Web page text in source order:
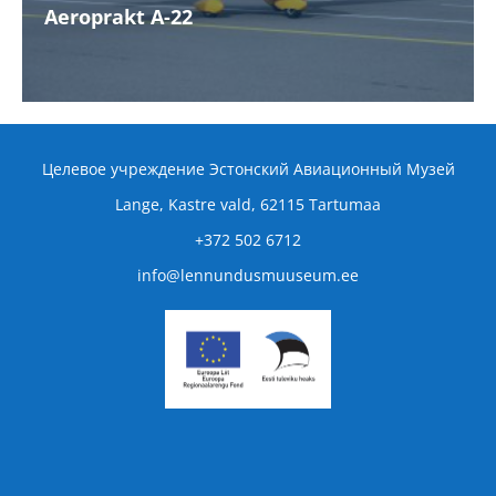
Учебно-тренировочные самолеты
Aeroprakt A-22
Самолеты специального назначения
Oружие противовоздушной обороны
Авиационные дни Эстонии 2027
Aeroprakt A-22
Целевое учреждение Эстонский Авиационный Музей
Lange, Kastre vald, 62115 Tartumaa
+372 502 6712
info@lennundusmuuseum.ee